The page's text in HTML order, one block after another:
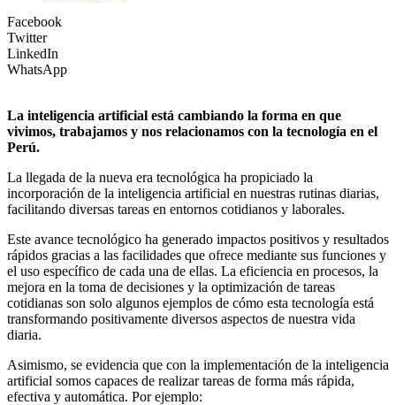
Facebook
Twitter
LinkedIn
WhatsApp
La inteligencia artificial está cambiando la forma en que
vivimos, trabajamos y nos relacionamos con la tecnología en el
Perú.
La llegada de la nueva era tecnológica ha propiciado la
incorporación de la inteligencia artificial en nuestras rutinas diarias,
facilitando diversas tareas en entornos cotidianos y laborales.
Este avance tecnológico ha generado impactos positivos y resultados
rápidos gracias a las facilidades que ofrece mediante sus funciones y
el uso específico de cada una de ellas. La eficiencia en procesos, la
mejora en la toma de decisiones y la optimización de tareas
cotidianas son solo algunos ejemplos de cómo esta tecnología está
transformando positivamente diversos aspectos de nuestra vida
diaria.
Asimismo, se evidencia que con la implementación de la inteligencia
artificial somos capaces de realizar tareas de forma más rápida,
efectiva y automática. Por ejemplo: